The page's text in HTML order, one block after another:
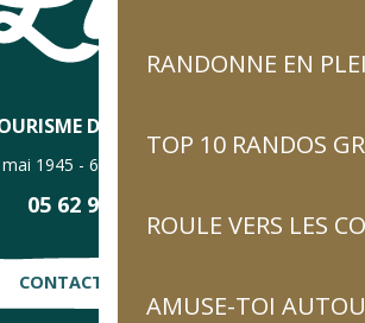
RANDONNE EN
TOP 10 RANDOS
ROULE VERS LES
AMUSE-TOI
DE LUZ-SAINT-SAUVEUR
1945 - 65120 Luz-Saint-Sauveur
05 62 92 30 30
CONTACTE-NOUS !